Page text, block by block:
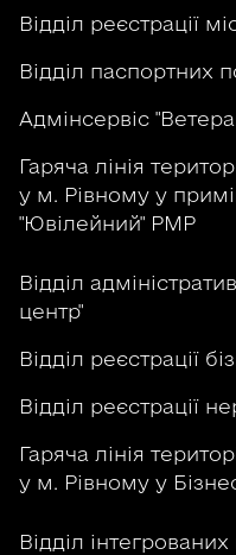
Відділ реєстрації
Відділ паспортних
Адмінсервіс
Гаряча лінія
у м. Рівному у
"Ювілейний" РМР
Відділ
центр"
Відділ реєстрації
Відділ реєстрації
Гаряча лінія
у м. Рівному у
Відділ